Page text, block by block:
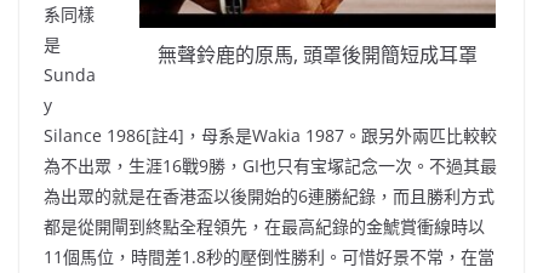
無聲鈴鹿的原馬, 頭罩後開簡短成耳罩
系同樣
是
Sunda
y
Silance 1986[註4] ， 母系是Wakia 1987 。 跟另外兩匹比較較
為不出眾 ， 生涯16戰9勝 ， GI也只有宝塚記念一次 。 不過其最
為出眾的就是在香港盃以後開始的6連勝紀錄 ， 而且勝利方式
都是從開閘到終點全程領先 ， 在最高紀錄的金鯱賞衝線時以
11個馬位 ， 時間差1.8秒的壓倒性勝利 。 可惜好景不常 ， 在當